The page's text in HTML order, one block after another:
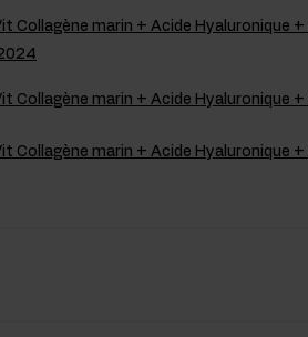
Collagène marin + Acide Hyaluronique
Collagène marin + Acide Hyaluronique
Collagène marin + Acide Hyaluronique